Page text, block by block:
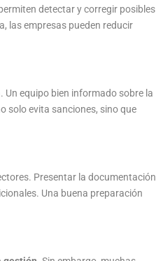
detectar y corregir posibles
las empresas pueden reducir
Un equipo bien informado sobre la
solo evita sanciones, sino que
Presentar la documentación
Una buena preparación